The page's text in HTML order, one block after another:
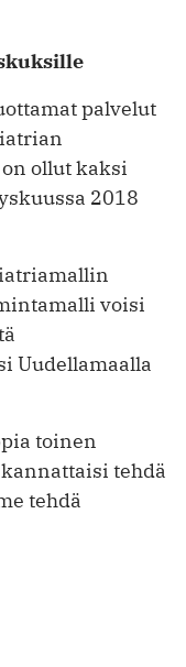
palvelut
ollut kaksi
2018
voisi
Uudellamaalla
toinen
tehdä
tehdä